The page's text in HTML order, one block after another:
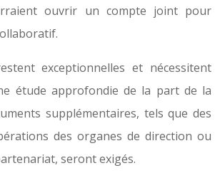
ouvrir un compte joint pour
exceptionnelles et nécessitent
étude approfondie de la part de la
supplémentaires, tels que des
des organes de direction ou
seront exigés.